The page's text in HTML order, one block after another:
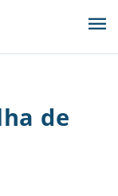
menu
de